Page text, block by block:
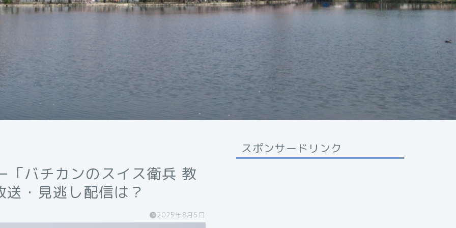
「バチカンのスイス衛兵 教
・見逃し配信は？
2025年8月5日
スポンサードリンク